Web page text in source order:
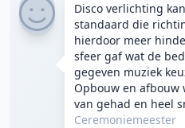
Disco verlichting
standaard die
hierdoor meer
sfeer gaf wat de
gegeven muziek
Opbouw en afbouw
van gehad en heel
Ceremoniemeester